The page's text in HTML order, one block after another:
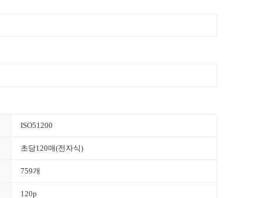
ISO51200
초당120매(전자식)
759개
120p